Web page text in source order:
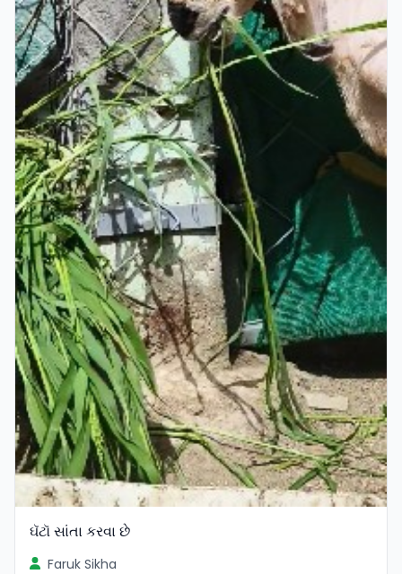
ઘૅટૉ સાંતા કરવા છે
Faruk Sikha